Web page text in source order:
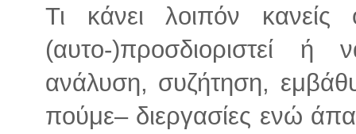
Τι κάνει λοιπόν
(αυτο-)προσδιοριστεί ή
ανάλυση, συζήτηση,
πούμε– διεργασίες ενώ